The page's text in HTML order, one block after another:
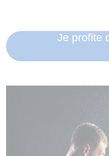
Je profite